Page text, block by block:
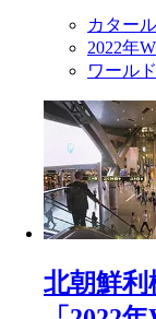
カタール
2022年
ワール
北朝鮮